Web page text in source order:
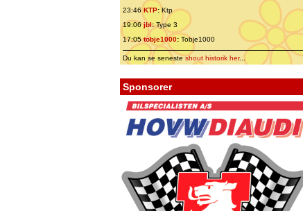
23:46 KTP:Ktp
19:06jbl:Type 3
17:05tobje1000: Tobje1000
Du kan se senesteshout historik her...
Sponsorer